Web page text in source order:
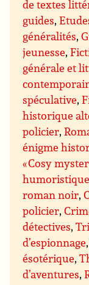
de textes
guides,
généralités,
jeunesse,
générale et
spéculative,
historique
policier,
énigme
« Cosy
humoristique
roman noir,
policier,
détectives,
d’espionnage
ésotérique,
d’aventures,